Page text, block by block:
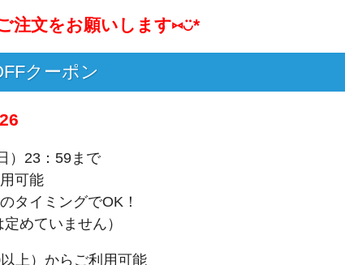
注文をお願いします⑅◡̈*
クーポン
）23：59まで
可能
タイミングでOK！
めていません）
上）からご利用可能